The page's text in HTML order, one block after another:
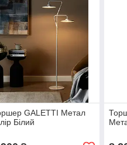
GALETTI Метал
Білий